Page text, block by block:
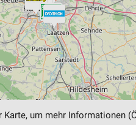
um mehr Informationen